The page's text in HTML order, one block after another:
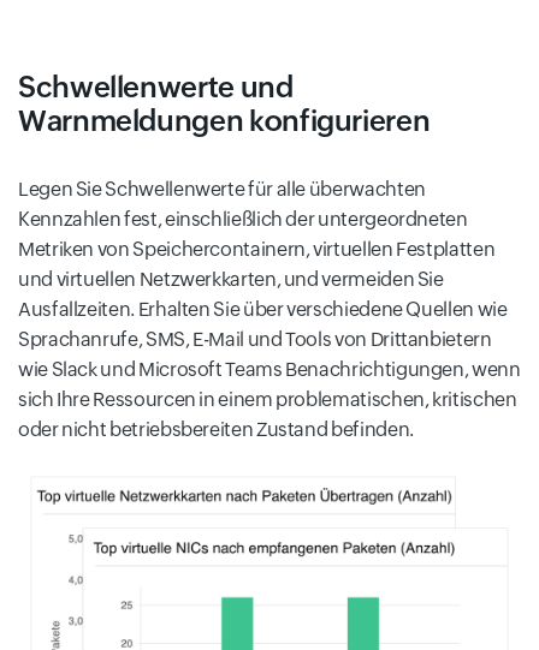
Schwellenwerte und
Warnmeldungen konfigurieren
Legen Sie Schwellenwerte für alle überwachten
Kennzahlen fest, einschließlich der untergeordneten
Metriken von Speichercontainern, virtuellen Festplatten
und virtuellen Netzwerkkarten, und vermeiden Sie
Ausfallzeiten. Erhalten Sie über verschiedene Quellen wie
Sprachanrufe, SMS, E-Mail und Tools von Drittanbietern
wie Slack und Microsoft Teams Benachrichtigungen, wenn
sich Ihre Ressourcen in einem problematischen, kritischen
oder nicht betriebsbereiten Zustand befinden.